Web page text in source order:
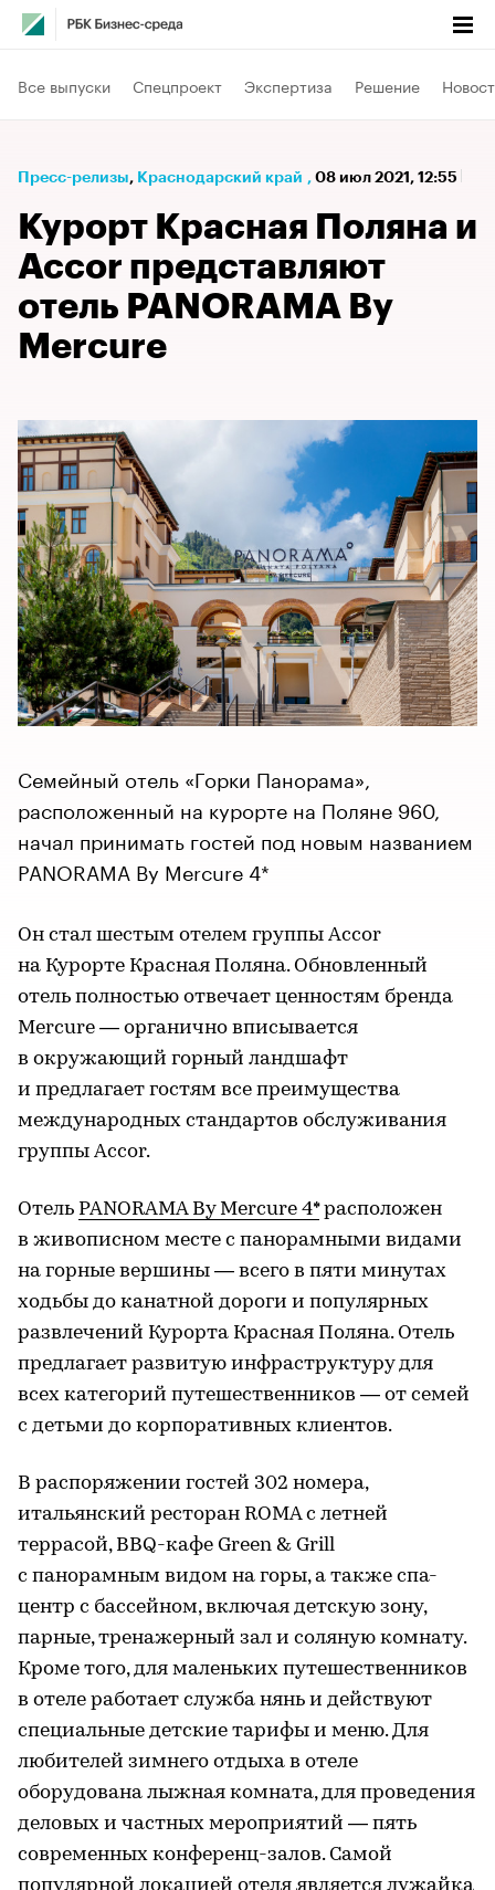
Все выпуски Спецпроект Экспертиза Решение
Пресс-релизы⁠, Краснодарский край , 08 июл 2021, 12:55
Курорт Красная Поляна и
Accor представляют
отель PANORAMA By
Mercure
Семейный отель «Горки Панорама»,
расположенный на курорте на Поляне 960,
начал принимать гостей под новым названием
PANORAMA By Mercure 4*
Он стал шестым отелем группы Accor
на Курорте Красная Поляна. Обновленный
отель полностью отвечает ценностям бренда
Mercure — органично вписывается
в окружающий горный ландшафт
и предлагает гостям все преимущества
международных стандартов обслуживания
группы Accor.
Отель PANORAMA By Mercure 4*расположен
в живописном месте с панорамными видами
на горные вершины — всего в пяти минутах
ходьбы до канатной дороги и популярных
развлечений Курорта Красная Поляна. Отель
предлагает развитую инфраструктуру для
всех категорий путешественников — от семей
с детьми до корпоративных клиентов.
В распоряжении гостей 302 номера,
итальянский ресторан ROMA с летней
террасой, BBQ-кафе Green & Grill
с панорамным видом на горы, а также спа-
центр с бассейном, включая детскую зону,
парные, тренажерный зал и соляную комнату.
Кроме того, для маленьких путешественников
в отеле работает служба нянь и действуют
специальные детские тарифы и меню. Для
любителей зимнего отдыха в отеле
оборудована лыжная комната, для проведения
деловых и частных мероприятий — пять
современных конференц-залов. Самой